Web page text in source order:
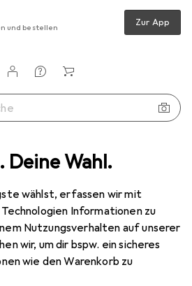
Deine Wahl.
wählst, erfassen wir mit
Informationen zu
Nutzungsverhalten auf unserer
wir, um dir bspw. ein sicheres
wie den Warenkorb zu
und bestellen Zur App
WC Deckel
5 Bilder